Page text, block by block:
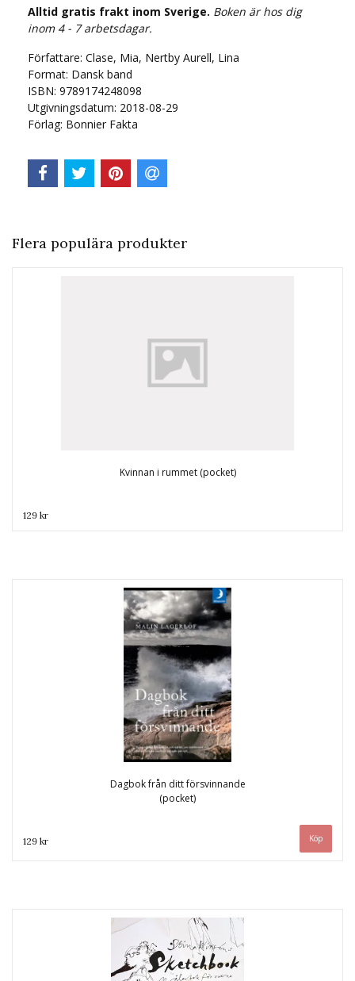
Alltid gratis frakt inom Sverige. Boken är hos dig
inom 4 - 7 arbetsdagar.
Författare: Clase, Mia, Nertby Aurell, Lina
Format: Dansk band
ISBN: 9789174248098
Utgivningsdatum: 2018-08-29
Förlag: Bonnier Fakta
Flera populära produkter
Kvinnan i rummet (pocket)
129 kr
Dagbok från ditt försvinnande
(pocket)
129 kr